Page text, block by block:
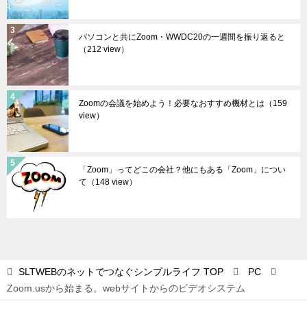
パソコンと共にZoom・WWDC20の一週間を振り返ると
（212 view）
Zoomの会議を始めよう！必要なおすすめ機材とは （159
view）
「Zoom」ってどこの会社？他にもある「Zoom」につい
て （148 view）
SLTWEBのネットでつなぐシンプルライフ TOP
PC
Zoom.usから始まる。webサイトからのビデオシステム